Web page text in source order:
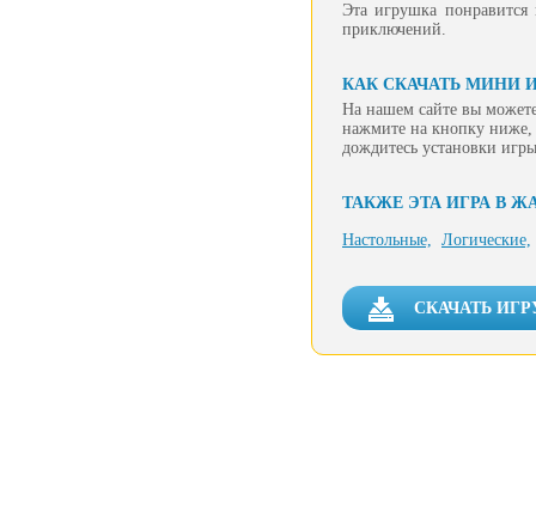
Эта игрушка
приключений.
КАК СКАЧАТЬ МИНИ
На нашем сайте вы
нажмите на кнопку ниже,
дождитесь установки
ТАКЖЕ ЭТА ИГРА В
Настольные, Логические,
СКАЧАТЬ